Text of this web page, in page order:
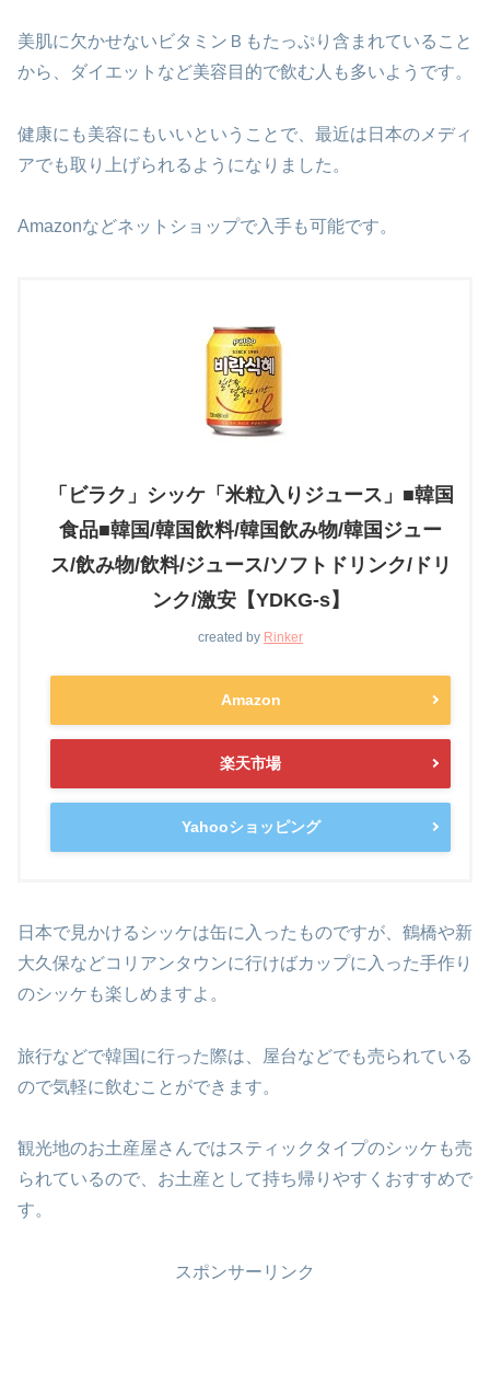
美肌に欠かせないビタミンＢもたっぷり含まれていること
から、ダイエットなど美容目的で飲む人も多いようです。
健康にも美容にもいいということで、最近は日本のメディ
アでも取り上げられるようになりました。
Amazonなどネットショップで入手も可能です。
「ビラク」シッケ「米粒入りジュース」■韓国
食品■韓国/韓国飲料/韓国飲み物/韓国ジュー
ス/飲み物/飲料/ジュース/ソフトドリンク/ドリ
ンク/激安【YDKG-s】
created by Rinker
Amazon
楽天市場
Yahooショッピング
日本で見かけるシッケは缶に入ったものですが、鶴橋や新
大久保などコリアンタウンに行けばカップに入った手作り
のシッケも楽しめますよ。
旅行などで韓国に行った際は、屋台などでも売られている
ので気軽に飲むことができます。
観光地のお土産屋さんではスティックタイプのシッケも売
られているので、お土産として持ち帰りやすくおすすめで
す。
スポンサーリンク